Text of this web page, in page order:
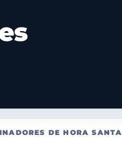
DE HORA SANTA